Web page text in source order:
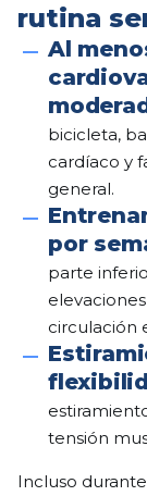
rutina
Al
bicicleta,
cardíaco y
general.
por
parte
circulación
tensión
Incluso